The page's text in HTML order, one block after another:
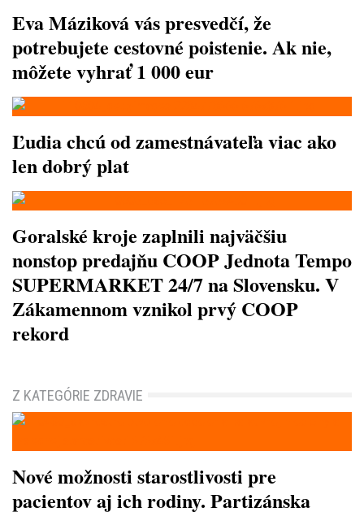
Eva Máziková vás presvedčí, že
potrebujete cestovné poistenie. Ak nie,
môžete vyhrať 1 000 eur
Ľudia chcú od zamestnávateľa viac ako
len dobrý plat
Goralské kroje zaplnili najväčšiu
nonstop predajňu COOP Jednota Tempo
SUPERMARKET 24/7 na Slovensku. V
Zákamennom vznikol prvý COOP
rekord
Z KATEGÓRIE ZDRAVIE
Nové možnosti starostlivosti pre
pacientov aj ich rodiny. Partizánska